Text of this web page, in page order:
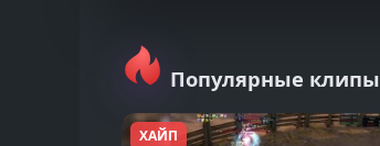
Популярные клипы
ХАЙП